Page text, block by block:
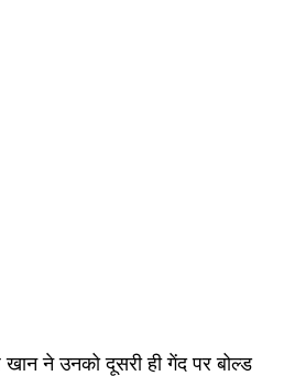
ने उनको दूसरी ही गेंद पर बोल्ड